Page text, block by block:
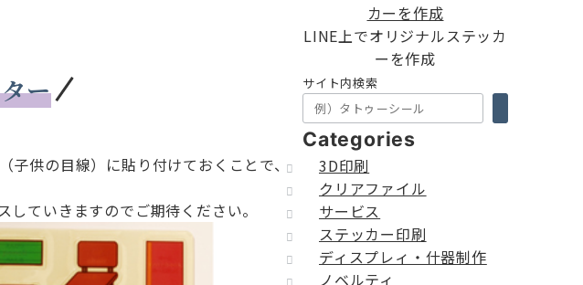
ー
子供の目線）に貼り付けておくことで、
ていきますのでご期待ください。
LINE上でオリジナルステッカ
ーを作成
サイト内検索
Categories
3D印刷
クリアファイル
サービス
ステッカー印刷
ディスプレィ・什器制作
ノベルティ